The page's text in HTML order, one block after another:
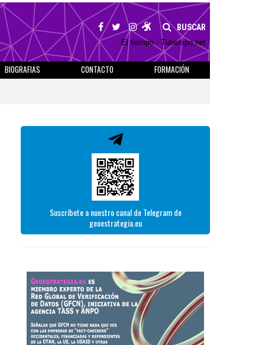
BUSCAR
El tiempo - Tutiempo.net
BIOGRAFIAS CONTACTO
FORMACIÓN
Suscríbete a nuestro canal de Telegram de
geoestrategia.eu